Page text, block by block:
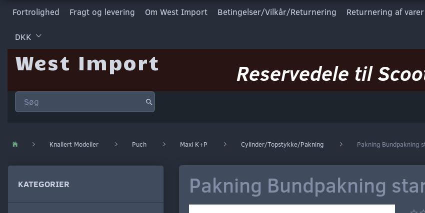
Fortrolighed Fragt og levering Om West Import Betingelser/Vilkår/Returnering Returnering af varer
DKK
West Import Reservedele til
Knallert Modeller Puch Maxi K+P Cylinder/Topstykke/Pakning Pakning Bundpakning
KATEGORIER Pakning Bundpakning